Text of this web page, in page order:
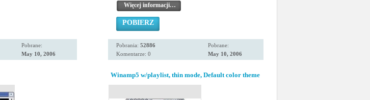
Pobrane:
May 10, 2006
Więcej informacji…
POBIERZ
Pobrania: 52886
Komentarze: 0
Pobrane:
May 10, 2006
Winamp5 w/playlist, thin mode, Default color theme